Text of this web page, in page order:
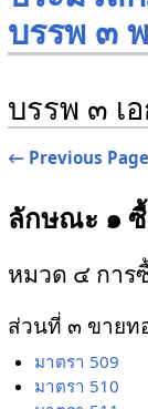
บรรพ ๓
บรรพ ๓ เ
← Previous Page
ลักษณะ ๑
หมวด ๔ การ
ส่วนที่ ๓ ขายท
มาตรา 509
มาตรา 510